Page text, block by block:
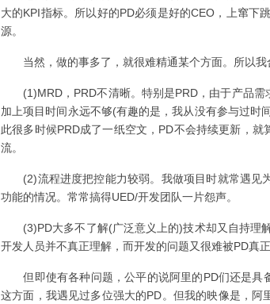
大的KPI指标。所以好的PD必须是好的CEO，上窜下
源。
当然，做的事多了，就很难精通某个方面。所以我
(1)MRD，PRD不清晰。特别是PRD，由于产品需
加上项目时间永远不够(有趣的是，我从没有参与过时
此很多时候PRD成了一纸空文，PD不会持续更新，
流。
(2)流程进度把控能力较弱。我做项目时就常遇见
功能的情况。常常搞得UED/开发团队一片怨声。
(3)PD大多不了解(广泛意义上的)技术却又自持理
开发人员并不真正理解，而开发的问题又很难被PD真
但即使有各种问题，公平的说阿里的PD们还是具
这方面，我遇见过多位强大的PD。但我的映像是，